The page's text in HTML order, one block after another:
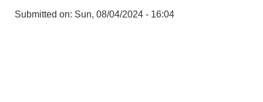
Submitted on: Sun, 08/04/2024 - 16:04